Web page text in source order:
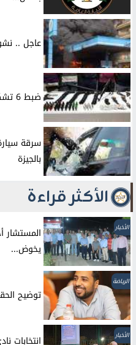
عاجل ..
ضبط 6 تشكيلات عصابية في حملة أمنية
سرقة
بالجيزة
الأكثر قراءة
الأخبار
المستشار
يخوض...
الرياضة
توضيح
الأخبار
انتخابات